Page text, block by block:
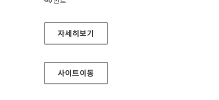
THE-K저축은행 대표 홈페이지
자세히보기
사이트이동